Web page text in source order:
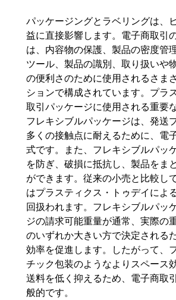
パッケージングとラベリングは、
益に直接影響します。電子商取引
は、内容物の保護、製品の密度管
ツール、製品の識別、取り扱いや
の便利さのために使用されるさま
ションで構成されています。プラ
取引パッケージに使用される重要
フレキシブルパッケージは、発送
多くの接触点に耐えるために、電
式です。また、フレキシブルパッ
を防ぎ、破損に抵抗し、製品をま
ができます。従来の小売と比較し
はプラスティクス・トゥデイによ
回扱われます。フレキシブルパッ
ジの請求可能重量が通常、実際の
のいずれか大きい方で決定される
効率を促進します。したがって、
チック包装のようなよりスペース
送料を低く抑えるため、電子商取
般的です。